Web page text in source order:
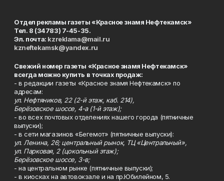
Отдел рекламы газеты «Красное знамя Нефтекамск»
Тел. 8 (34783) 7-45-35.
Эл. почта: kzreklama@mail.ru
kzneftekamsk@yandex.ru
Свежий номер газеты «Красное знамя Нефтекамск»
всегда можно купить в точках продаж:
- в редакции газеты «Красное знамя Нефтекамск» по
адресам:
ул. Нефтяников, 22 (2-й этаж, каб. 214),
Берёзовское шоссе, 4-а (1-й этаж);
- во всех почтовых отделениях нашего города (пятничные
выпуски);
- в сети магазинов «Бегемот» (пятничные выпуски):
ул. Ленина, 26; центральный рынок, ТЦ «Центральный»,
ул. Парковая, 2 (цокольный этаж);
Берёзовское шоссе, 3-в;
- на центральном рынке (пятничные выпуски);
- в киосках на автовокзале и на пр.Юбилейном, 5.